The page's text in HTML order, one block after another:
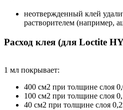
неотвержденный клей
растворителем (например,
Расход клея (для Loctite
1 мл покрывает:
400 см2 при толщине слоя
100 см2 при толщине слоя
40 см2 при толщине слоя